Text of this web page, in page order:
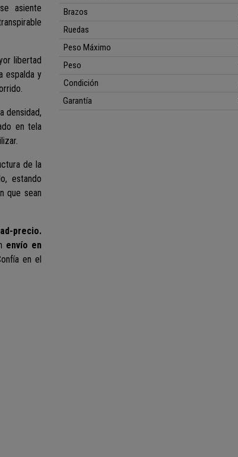
asiente
libertad
espalda y
densidad,
en tela
de la
estando
que sean
precio.
envío en
en el
Brazos
Ruedas
Peso Máximo
Peso
Condición
Garantía